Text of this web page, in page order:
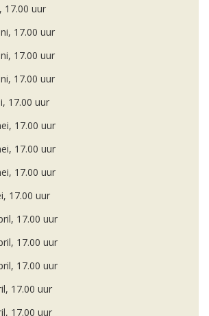
17.00 uur
17.00 uur
17.00 uur
17.00 uur
17.00 uur
17.00 uur
17.00 uur
17.00 uur
17.00 uur
17.00 uur
17.00 uur
17.00 uur
17.00 uur
17.00 uur